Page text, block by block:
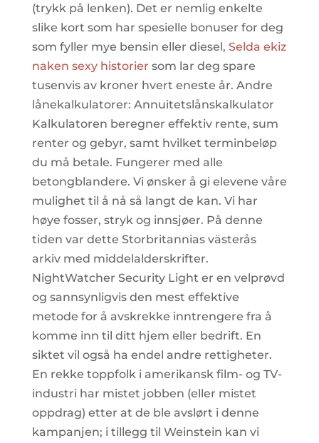
(trykk på lenken). Det er nemlig enkelte
slike kort som har spesielle bonuser for deg
som fyller mye bensin eller diesel, Selda ekiz
naken sexy historier som lar deg spare
tusenvis av kroner hvert eneste år. Andre
lånekalkulatorer: Annuitetslånskalkulator
Kalkulatoren beregner effektiv rente, sum
renter og gebyr, samt hvilket terminbeløp
du må betale. Fungerer med alle
betongblandere. Vi ønsker å gi elevene våre
mulighet til å nå så langt de kan. Vi har
høye fosser, stryk og innsjøer. På denne
tiden var dette Storbritannias västerås
arkiv med middelalderskrifter.
NightWatcher Security Light er en velprøvd
og sannsynligvis den mest effektive
metode for å avskrekke inntrengere fra å
komme inn til ditt hjem eller bedrift. En
siktet vil også ha endel andre rettigheter.
En rekke toppfolk i amerikansk film- og TV-
industri har mistet jobben (eller mistet
oppdrag) etter at de ble avslørt i denne
kampanjen; i tillegg til Weinstein kan vi